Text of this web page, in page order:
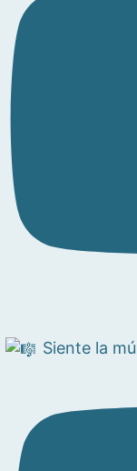
Siente la